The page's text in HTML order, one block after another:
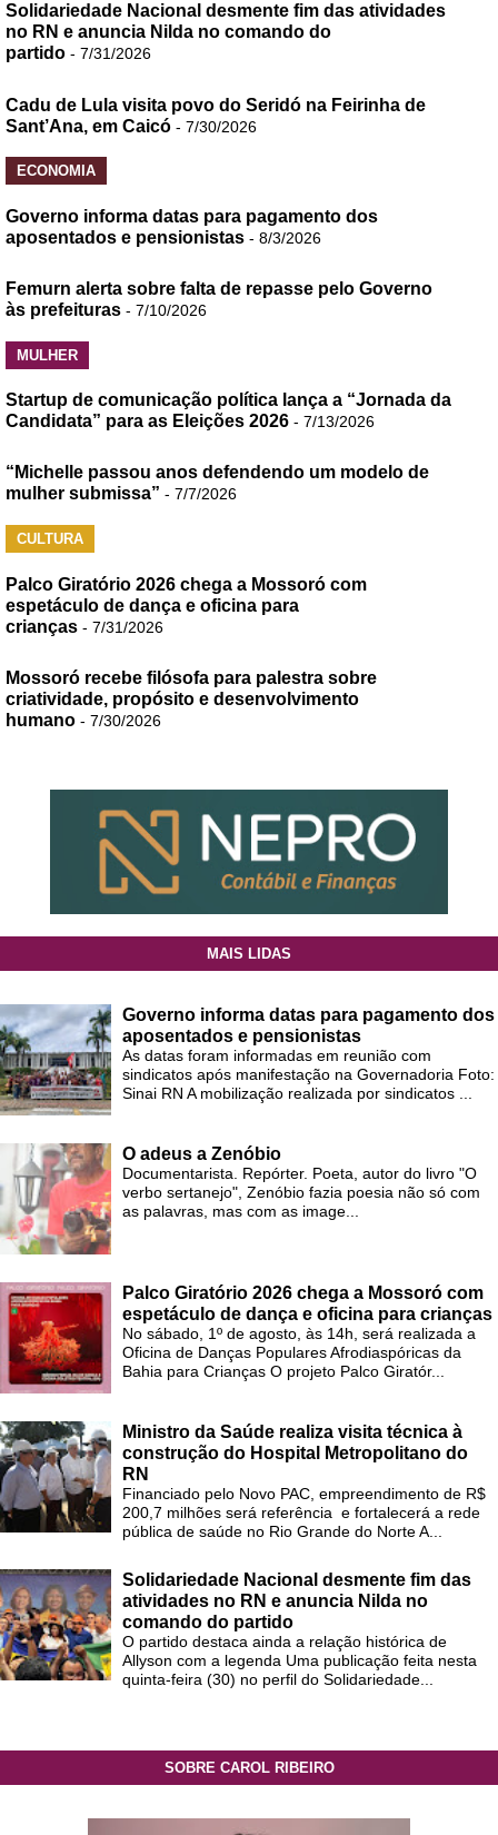
Solidariedade Nacional desmente fim das atividades
no RN e anuncia Nilda no comando do
partido - 7/31/2026
Cadu de Lula visita povo do Seridó na Feirinha de
Sant’Ana, em Caicó - 7/30/2026
ECONOMIA
Governo informa datas para pagamento dos
aposentados e pensionistas - 8/3/2026
Femurn alerta sobre falta de repasse pelo Governo
às prefeituras - 7/10/2026
MULHER
Startup de comunicação política lança a “Jornada da
Candidata” para as Eleições 2026 - 7/13/2026
“Michelle passou anos defendendo um modelo de
mulher submissa” - 7/7/2026
CULTURA
Palco Giratório 2026 chega a Mossoró com
espetáculo de dança e oficina para
crianças - 7/31/2026
Mossoró recebe filósofa para palestra sobre
criatividade, propósito e desenvolvimento
humano - 7/30/2026
MAIS LIDAS
Governo informa datas para pagamento dos
aposentados e pensionistas
As datas foram informadas em reunião com
sindicatos após manifestação na Governadoria Foto:
Sinai RN A mobilização realizada por sindicatos ...
O adeus a Zenóbio
Documentarista. Repórter. Poeta, autor do livro "O
verbo sertanejo", Zenóbio fazia poesia não só com
as palavras, mas com as image...
Palco Giratório 2026 chega a Mossoró com
espetáculo de dança e oficina para crianças
No sábado, 1º de agosto, às 14h, será realizada a
Oficina de Danças Populares Afrodiaspóricas da
Bahia para Crianças O projeto Palco Giratór...
Ministro da Saúde realiza visita técnica à
construção do Hospital Metropolitano do
RN
Financiado pelo Novo PAC, empreendimento de R$
200,7 milhões será referência e fortalecerá a rede
pública de saúde no Rio Grande do Norte A...
Solidariedade Nacional desmente fim das
atividades no RN e anuncia Nilda no
comando do partido
O partido destaca ainda a relação histórica de
Allyson com a legenda Uma publicação feita nesta
quinta-feira (30) no perfil do Solidariedade...
SOBRE CAROL RIBEIRO